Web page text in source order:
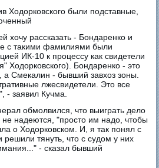
Ходорковского были подставные,
хочу рассказать - Бондаренко и
с такими фамилиями были
ИК-10 к процессу как свидетели
Ходорковского). Бондаренко - это
а Смекалин - бывший завхоз зоны.
лжесвидетели. Это все
- заявил Кучма.
обмолвился, что выиграть дело
не надеются, "просто им надо, чтобы
о Ходорковском. И, я так понял с
решили тянуть, что с судом у них
- сказал бывший